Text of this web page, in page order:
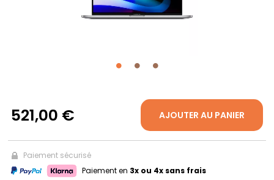
521,00 € AJOUTER AU PANIER
Paiement sécurisé
Paiement en 3x ou 4x sans frais
FR